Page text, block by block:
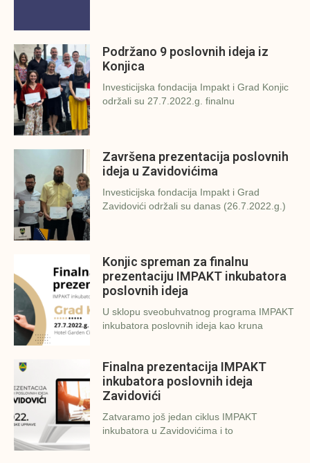
Podržano 9 poslovnih ideja iz
Konjica
Investicijska fondacija Impakt i Grad Konjic
održali su 27.7.2022.g. finalnu
Završena prezentacija poslovnih
ideja u Zavidovićima
Investicijska fondacija Impakt i Grad
Zavidovići održali su danas (26.7.2022.g.)
Konjic spreman za finalnu
prezentaciju IMPAKT inkubatora
poslovnih ideja
U sklopu sveobuhvatnog programa IMPAKT
inkubatora poslovnih ideja kao kruna
Finalna prezentacija IMPAKT
inkubatora poslovnih ideja
Zavidovići
Zatvaramo još jedan ciklus IMPAKT
inkubatora u Zavidovićima i to